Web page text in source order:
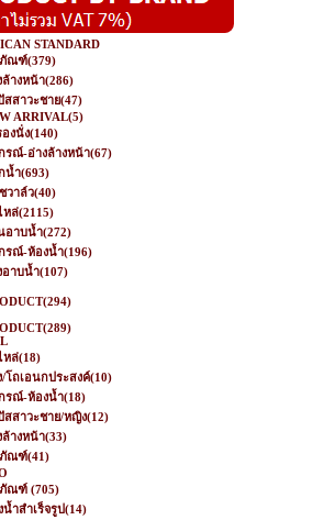
STANDARD
ณฑ์(379)
ล้างหน้า(286)
สสาวะชาย(47)
ARRIVAL(5)
องนั่ง(140)
รณ์-อ่างล้างหน้า(67)
น้ำ(693)
วาล์ว(40)
หล่(2115)
อาบน้ำ(272)
รณ์-ห้องน้ำ(196)
อาบน้ำ(107)
(294)
(289)
หล่(18)
/โถเอนกประสงค์(10)
รณ์-ห้องน้ำ(18)
สสาวะชาย/หญิง(12)
ล้างหน้า(33)
ณฑ์(41)
ณฑ์ (705)
น้ำสำเร็จรูป(14)